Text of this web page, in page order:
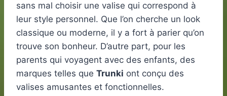
sans mal choisir une valise qui correspond à
leur style personnel. Que l’on cherche un look
classique ou moderne, il y a fort à parier qu’on
trouve son bonheur. D’autre part, pour les
parents qui voyagent avec des enfants, des
marques telles que Trunki ont conçu des
valises amusantes et fonctionnelles.